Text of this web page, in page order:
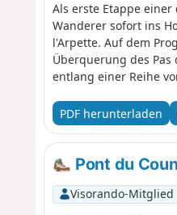
Als erste Etappe
Wanderer sofort ins
l'Arpette. Auf dem
Überquerung des Pas
entlang einer Reihe
Gordolasque-Tals,
bis zum Mittelmeer
Merveilles vereint.
PDF herunterladen
Pont du
Visorando-Mitglied